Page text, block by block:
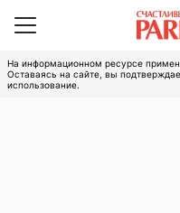
На информационном ресурсе
Оставаясь на сайте, вы
использование.